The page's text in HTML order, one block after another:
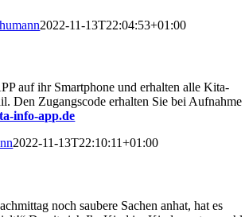
2022-11-13T22:04:53+01:00
auf ihr Smartphone und erhaltenalle Kita-
Den Zugangscode erhalten Sie bei Aufnahme
info-app.de
2022-11-13T22:10:11+01:00
noch saubere Sachen anhat, hat es